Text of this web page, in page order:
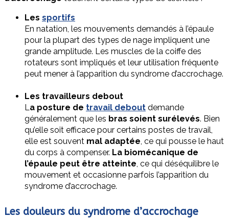
Les sportifs
En natation, les mouvements demandés à l’épaule
pour la plupart des types de nage impliquent une
grande amplitude. Les muscles de la coiffe des
rotateurs sont impliqués et leur utilisation fréquente
peut mener à l’apparition du syndrome d’accrochage.
Les travailleurs debout
La posture de travail debout demande
généralement que les bras soient surélevés. Bien
qu’elle soit efficace pour certains postes de travail,
elle est souvent mal adaptée, ce qui pousse le haut
du corps à compenser. La biomécanique de
l’épaule peut être atteinte, ce qui déséquilibre le
mouvement et occasionne parfois l’apparition du
syndrome d’accrochage.
Les douleurs du syndrome d’accrochage